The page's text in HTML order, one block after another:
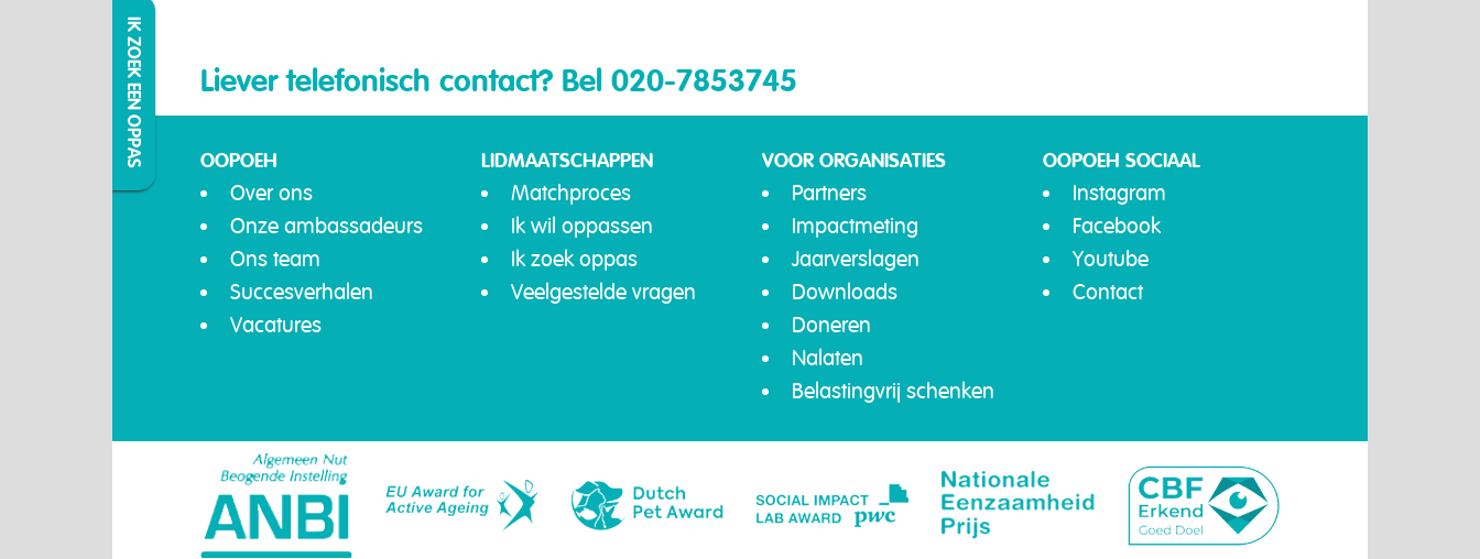
IK ZOEK EEN OPPAS Liever telefonisch contact? Bel 020-7853745
OOPOEH
Over ons
Onze ambassadeurs
Ons team
Succesverhalen
Vacatures
LIDMAATSCHAPPEN
Matchproces
Ik wil oppassen
Ik zoek oppas
Veelgestelde vragen
VOOR ORGANISATIES
Partners
Impactmeting
Jaarverslagen
Downloads
Doneren
Nalaten
Belastingvrij schenken
OOPOEH SOCIAAL
Instagram
Facebook
Youtube
Contact